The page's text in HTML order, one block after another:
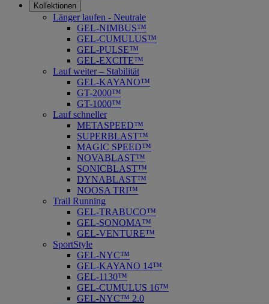
Kollektionen
Länger laufen - Neutrale
GEL-NIMBUS™
GEL-CUMULUS™
GEL-PULSE™
GEL-EXCITE™
Lauf weiter – Stabilität
GEL-KAYANO™
GT-2000™
GT-1000™
Lauf schneller
METASPEED™
SUPERBLAST™
MAGIC SPEED™
NOVABLAST™
SONICBLAST™
DYNABLAST™
NOOSA TRI™
Trail Running
GEL-TRABUCO™
GEL-SONOMA™
GEL-VENTURE™
SportStyle
GEL-NYC™
GEL-KAYANO 14™
GEL-1130™
GEL-CUMULUS 16™
GEL-NYC™ 2.0